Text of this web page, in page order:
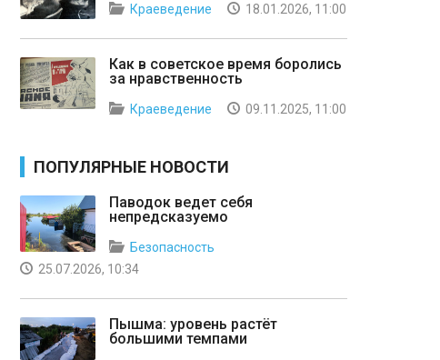
Краеведение 18.01.2026, 11:00
Как в советское время боролись
за нравственность
Краеведение 09.11.2025, 11:00
ПОПУЛЯРНЫЕ НОВОСТИ
Паводок ведет себя
непредсказуемо
Безопасность
25.07.2026, 10:34
Пышма: уровень растёт
большими темпами